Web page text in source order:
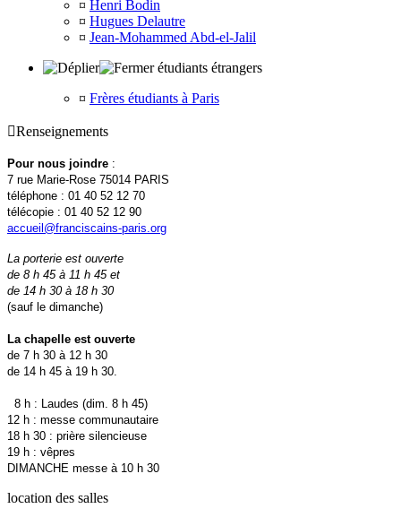
¤ Henri Bodin
¤ Hugues Delautre
¤ Jean-Mohammed Abd-el-Jalil
étudiants étrangers
¤ Frères étudiants à Paris
Renseignements
Pour nous joindre :
7 rue Marie-Rose 75014 PARIS
téléphone : 01 40 52 12 70
télécopie : 01 40 52 12 90
accueil@franciscains-paris.org
La porterie est ouverte
de 8 h 45 à 11 h 45 et
de 14 h 30 à 18 h 30
(sauf le dimanche)
La chapelle est ouverte
de 7 h 30 à 12 h 30
de 14 h 45 à 19 h 30.
8 h : Laudes (dim. 8 h 45)
12 h : messe communautaire
18 h 30 : prière silencieuse
19 h : vêpres
DIMANCHE messe à 10 h 30
location des salles